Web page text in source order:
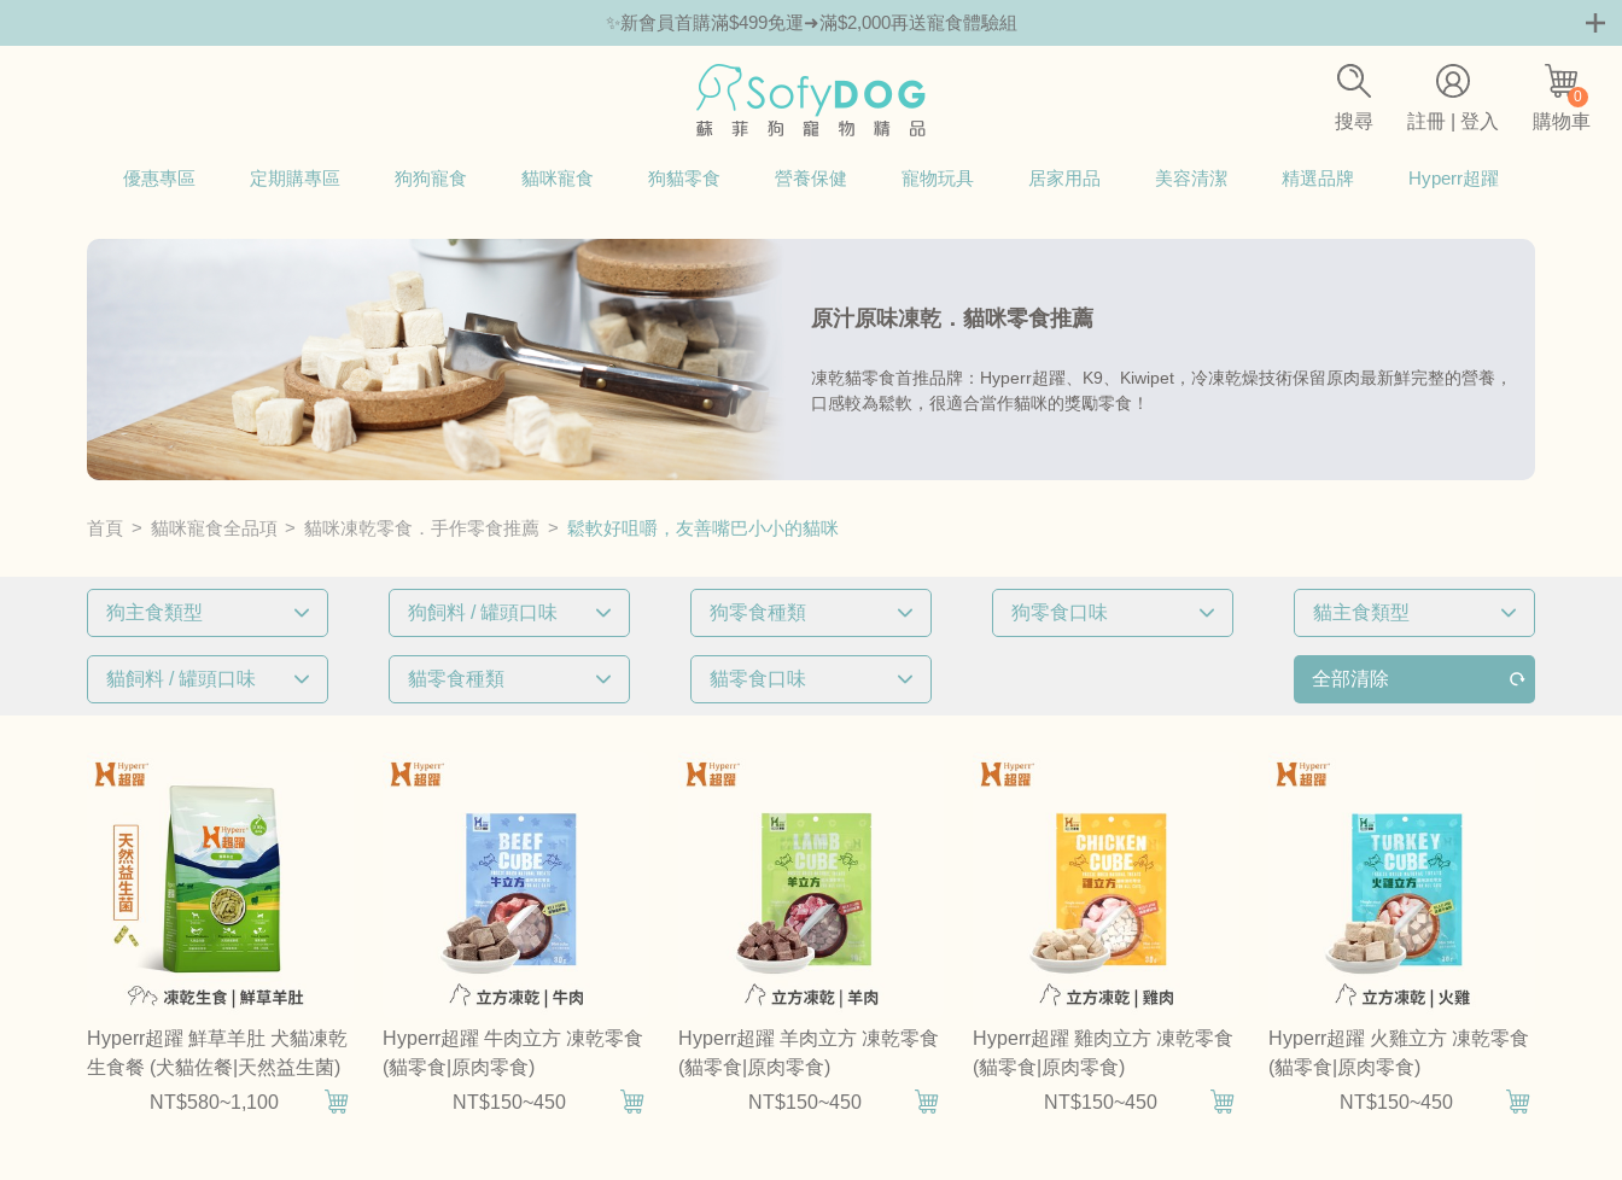
✨新會員首購滿$499免運➜滿$2,000再送寵食體驗組
搜尋 註冊 | 登入
0
購物車
優惠專區 定期購專區 狗狗寵食 貓咪寵食 狗貓零食 營養保健 寵物玩具 居家用品 美容清潔 精選品牌 Hyperr超躍
原汁原味凍乾．貓咪零食推薦
凍乾貓零食首推品牌：Hyperr超躍、K9、Kiwipet，冷凍乾燥技術保留原肉最新鮮完整的營養，
口感較為鬆軟，很適合當作貓咪的獎勵零食！
首頁 貓咪寵食全品項 貓咪凍乾零食．手作零食推薦 鬆軟好咀嚼，友善嘴巴小小的貓咪
狗主食類型
已選0條件
營養補給品 / 佐餐
狗飼料 / 罐頭口味
已選0條件
狗零食種類
已選0條件
凍乾零食
內臟類
肉乾 / 肉條 / 肉餅
狗零食口味
雞肉
鹿肉
魚類
鴨肉
袋鼠肉
貓主食類型
已選0條件
貓飼料 / 罐頭口味
羊肉
貓零食種類
凍乾零食
肉乾 / 肉條 / 肉餅
貓零食口味
羊肉
魚類
鴨肉
火雞肉
全部清除
Hyperr超躍 鮮草羊肚 犬貓凍乾
生食餐 (犬貓佐餐|天然益生菌)
NT$580~1,100
Hyperr超躍 牛肉立方 凍乾零食
(貓零食|原肉零食)
NT$150~450
Hyperr超躍 羊肉立方 凍乾零食
(貓零食|原肉零食)
NT$150~450
Hyperr超躍 雞肉立方 凍乾零食
(貓零食|原肉零食)
NT$150~450
Hyperr超躍 火雞立方 凍乾零食
(貓零食|原肉零食)
NT$150~450